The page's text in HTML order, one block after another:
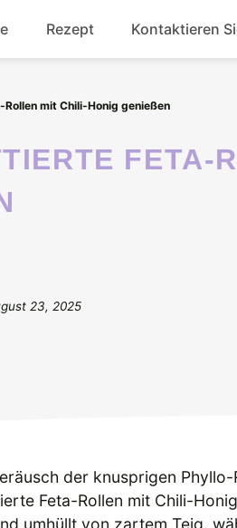
Rezept Kontaktieren
mit Chili-Honig genießen
23, 2025
der knusprigen
Feta-Rollen mit Chili-
umhüllt von zartem Teig,